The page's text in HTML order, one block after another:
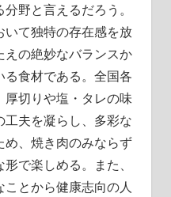
野と言えるだろう。
て独特の存在感を放
の絶妙なバランスか
食材である。全国各
切りや塩・タレの味
夫を凝らし、多彩な
、焼き肉のみならず
で楽しめる。また、
とから健康志向の人